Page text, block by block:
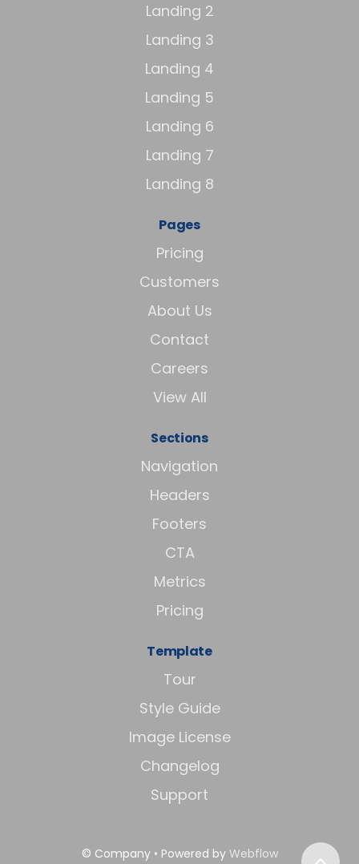
Landing 2
Landing 3
Landing 4
Landing 5
Landing 6
Landing 7
Landing 8
Pages
Pricing
Customers
About Us
Contact
Careers
View All
Sections
Navigation
Headers
Footers
CTA
Metrics
Pricing
Template
Tour
Style Guide
Image License
Changelog
Support
© Company • Powered by Webflow